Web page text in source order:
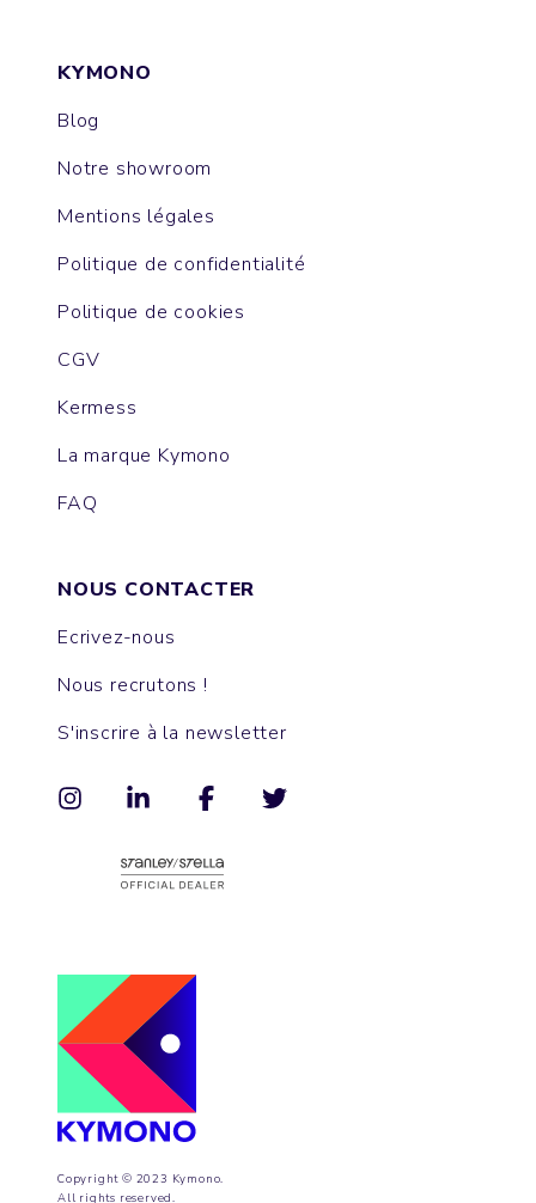
Copyright © 2023 Kymono.
All rights reserved.
KYMONO
Blog
Notre showroom
Mentions légales
Politique de confidentialité
Politique de cookies
CGV
Kermess
La marque Kymono
FAQ
NOUS CONTACTER
Ecrivez-nous
Nous recrutons !
S'inscrire à la newsletter